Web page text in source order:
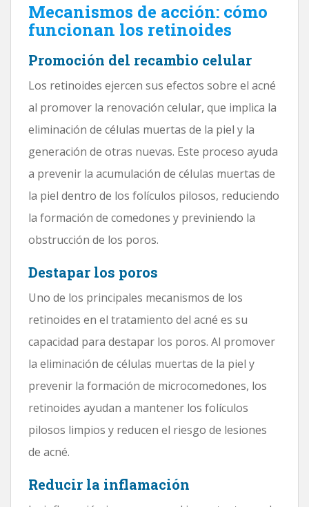
Mecanismos de acción: cómo
funcionan los retinoides
Promoción del recambio celular
Los retinoides ejercen sus efectos sobre el acné
al promover la renovación celular, que implica la
eliminación de células muertas de la piel y la
generación de otras nuevas. Este proceso ayuda
a prevenir la acumulación de células muertas de
la piel dentro de los folículos pilosos, reduciendo
la formación de comedones y previniendo la
obstrucción de los poros.
Destapar los poros
Uno de los principales mecanismos de los
retinoides en el tratamiento del acné es su
capacidad para destapar los poros. Al promover
la eliminación de células muertas de la piel y
prevenir la formación de microcomedones, los
retinoides ayudan a mantener los folículos
pilosos limpios y reducen el riesgo de lesiones
de acné.
Reducir la inflamación